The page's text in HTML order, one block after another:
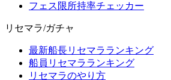
フェス限所持率チェッカー
リセマラ/ガチャ
最新船長リセマラランキング
船員リセマラランキング
リセマラのやり方